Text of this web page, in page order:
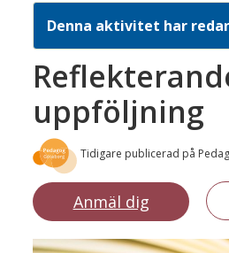
Denna aktivitet har
uppföljning
Tidigare publicerad på
Anmäl dig